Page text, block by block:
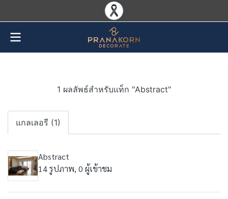
1 ผลลัพธ์สำหรับแท็ก "Abstract"
แกลเลอรี (1)
Abstract
14 รูปภาพ, 0 ผู้เข้าชม